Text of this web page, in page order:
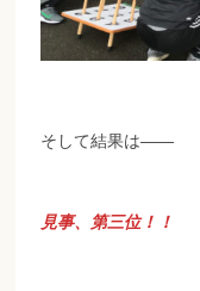
そして結果は——
見事、第三位！！